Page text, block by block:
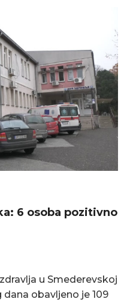
6 osoba pozitivno
u Smederevskoj
obavljeno je 109